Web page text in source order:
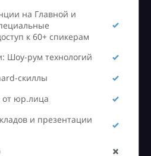
на Главной и
к 60+ спикерам
Шоу-рум технологий
скиллы
от юр.лица
и презентации